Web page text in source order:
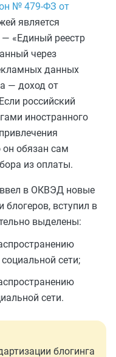
№ 479-ФЗ от
является
«Единый реестр
через
данных
— доход от
российский
иностранного
он обязан сам
из оплаты.
в ОКВЭД новые
вступил в
выделены:
сети;
сети.
блогинга